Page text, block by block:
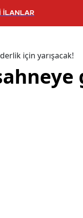
İLANLAR
için yarışacak!